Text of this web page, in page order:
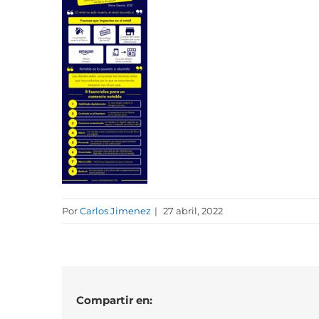
PorCarlos Jimenez | 27 abril, 2022
Compartir en: